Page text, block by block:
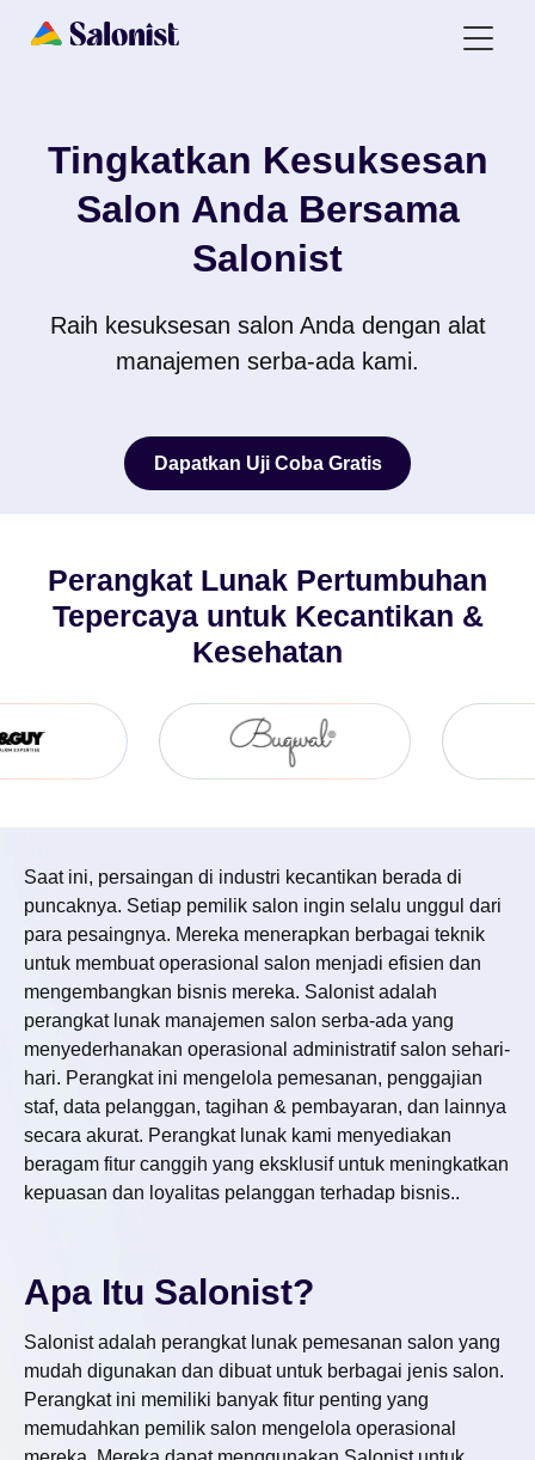
Tingkatkan Kesuksesan
Salon Anda Bersama
Salonist
Raih kesuksesan salon Anda dengan alat
manajemen serba-ada kami.
Dapatkan Uji Coba Gratis
Perangkat Lunak Pertumbuhan
Tepercaya untuk Kecantikan &
Kesehatan
Saat ini, persaingan di industri kecantikan berada di
puncaknya. Setiap pemilik salon ingin selalu unggul dari
para pesaingnya. Mereka menerapkan berbagai teknik
untuk membuat operasional salon menjadi efisien dan
mengembangkan bisnis mereka. Salonist adalah
perangkat lunak manajemen salon serba-ada yang
menyederhanakan operasional administratif salon sehari-
hari. Perangkat ini mengelola pemesanan, penggajian
staf, data pelanggan, tagihan & pembayaran, dan lainnya
secara akurat. Perangkat lunak kami menyediakan
beragam fitur canggih yang eksklusif untuk meningkatkan
kepuasan dan loyalitas pelanggan terhadap bisnis..
Apa Itu Salonist?
Salonist adalah perangkat lunak pemesanan salon yang
mudah digunakan dan dibuat untuk berbagai jenis salon.
Perangkat ini memiliki banyak fitur penting yang
memudahkan pemilik salon mengelola operasional